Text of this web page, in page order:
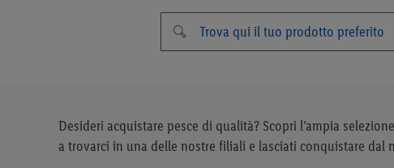
Desideri acquistare pesce di qualità? Scopri l’ampia
a trovarci in una delle nostre filiali e lasciati conquistare dal